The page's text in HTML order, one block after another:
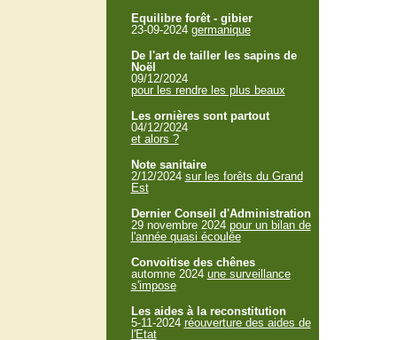
Equilibre forêt - gibier
23-09-2024 germanique
De l'art de tailler les sapins de
Noël
09/12/2024
pour les rendre les plus beaux
Les ornières sont partout
04/12/2024
et alors ?
Note sanitaire
2/12/2024 sur les forêts du Grand
Est
Dernier Conseil d'Administration
29 novembre 2024 pour un bilan de
l'année quasi écoulée
Convoitise des chênes
automne 2024 une surveillance
s'impose
Les aides à la reconstitution
5-11-2024 réouverture des aides de
l'Etat